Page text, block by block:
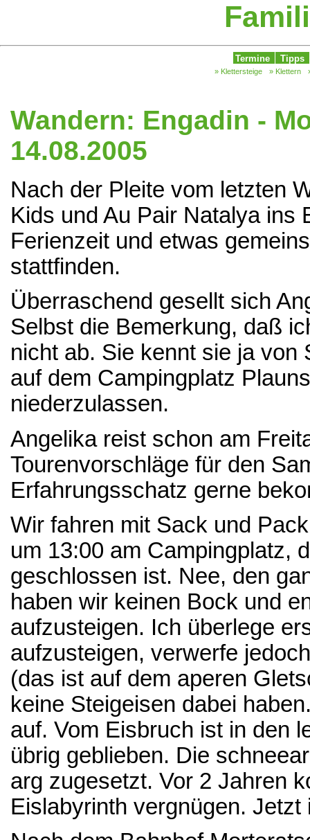
Termine Tipps
» Klettersteige » Klettern
Wandern: Engadin -
14.08.2005
Nach der Pleite vom letzten
Kids und Au Pair Natalya ins
Ferienzeit und etwas
stattfinden.
Überraschend gesellt sich
Selbst die Bemerkung, daß
nicht ab. Sie kennt sie ja
auf dem Campingplatz
niederzulassen.
Angelika reist schon am
Tourenvorschläge für den
Erfahrungsschatz gerne
Wir fahren mit Sack und
um 13:00 am Campingplatz,
geschlossen ist. Nee, den
haben wir keinen Bock und
aufzusteigen. Ich überlege
aufzusteigen, verwerfe
(das ist auf dem aperen
keine Steigeisen dabei
auf. Vom Eisbruch ist in den
übrig geblieben. Die
arg zugesetzt. Vor 2 Jahren
Eislabyrinth vergnügen. Jetzt